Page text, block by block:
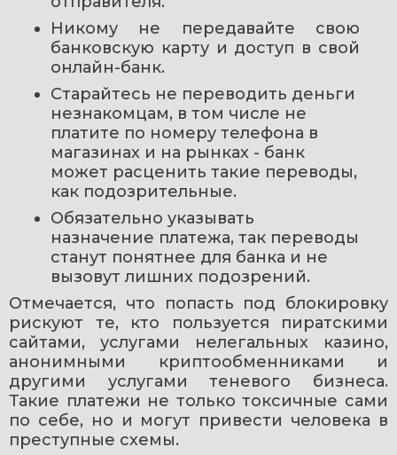
Никому не передавайте свою
банковскую карту и доступ в свой
онлайн-банк.
Старайтесь не переводить деньги
незнакомцам, в том числе не
платите по номеру телефона в
магазинах и на рынках - банк
может расценить такие переводы,
как подозрительные.
Обязательно указывать
назначение платежа, так переводы
станут понятнее для банка и не
вызовут лишних подозрений.
Отмечается, что попасть под блокировку
рискуют те, кто пользуется пиратскими
сайтами, услугами нелегальных казино,
анонимными криптообменниками и
другими услугами теневого бизнеса.
Такие платежи не только токсичные сами
по себе, но и могут привести человека в
преступные схемы.